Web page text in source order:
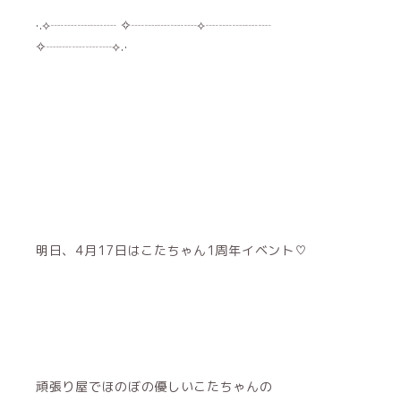
·.⟡┈┈┈┈┈︎ ✧┈┈┈┈┈⟡┈┈┈┈┈︎
✧┈┈┈┈┈⟡.·
明日、4月17日はこたちゃん1周年イベント♡
頑張り屋でほのぼの優しいこたちゃんの